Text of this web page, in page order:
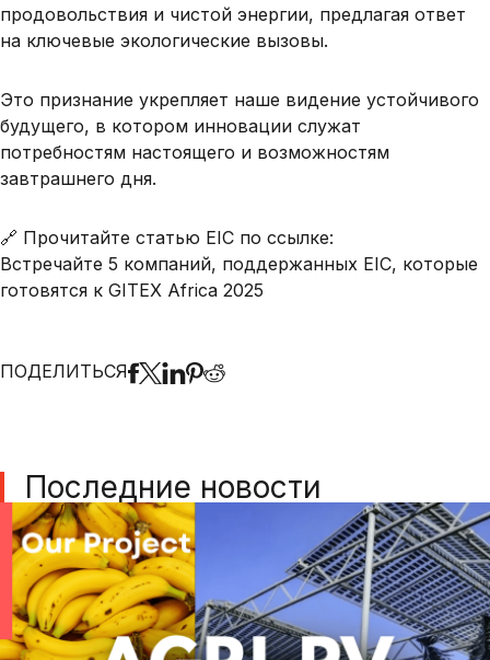
продовольствия и чистой энергии, предлагая ответ
на ключевые экологические вызовы.
Это признание укрепляет наше видение устойчивого
будущего, в котором инновации служат
потребностям настоящего и возможностям
завтрашнего дня.
🔗 Прочитайте статью EIC по ссылке:
Встречайте 5 компаний, поддержанных EIC, которые
готовятся к GITEX Africa 2025
ПОДЕЛИТЬСЯ
Последние новости